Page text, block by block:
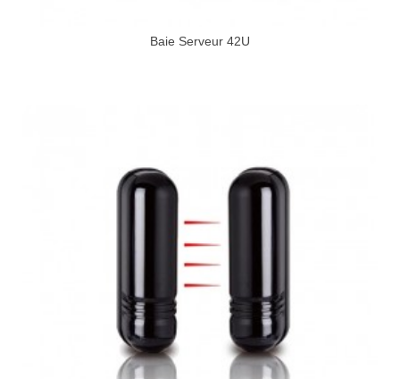
Baie Serveur 42U